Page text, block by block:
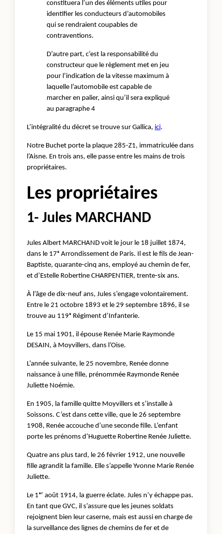
constituera l’un des éléments utiles pour
identifier les conducteurs d’automobiles
qui se rendraient coupables de
contraventions.
D’autre part, c’est la responsabilité du
constructeur que le règlement met en jeu
pour l’indication de la vitesse maximum à
laquelle l’automobile est capable de
marcher en palier, ainsi qu’il sera expliqué
au paragraphe 4
L’intégralité du décret se trouve sur Gallica, ici.
Notre Buchet porte la plaque 285-Z1, immatriculée dans
l’Aisne. En trois ans, elle passe entre les mains de trois
propriétaires.
Les propriétaires
1- Jules MARCHAND
Jules Albert MARCHAND voit le jour le 18 juillet 1874,
dans le 17ᵉ Arrondissement de Paris. Il est le fils de Jean-
Baptiste, quarante-cinq ans, employé au chemin de fer,
et d’Estelle Robertine CHARPENTIER, trente-six ans.
À l’âge de dix-neuf ans, Jules s’engage volontairement.
Entre le 21 octobre 1893 et le 29 septembre 1896, il se
trouve au 119ᵉ Régiment d’Infanterie.
Le 15 mai 1901, il épouse Renée Marie Raymonde
DESAIN, à Moyvillers, dans l’Oise.
L’année suivante, le 25 novembre, Renée donne
naissance à une fille, prénommée Raymonde Renée
Juliette Noémie.
En 1905, la famille quitte Moyvillers et s’installe à
Soissons. C’est dans cette ville, que le 26 septembre
1908, Renée accouche d’une seconde fille. L’enfant
porte les prénoms d’Huguette Robertine Renée Juliette.
Quatre ans plus tard, le 26 février 1912, une nouvelle
fille agrandit la famille. Elle s’appelle Yvonne Marie Renée
Juliette.
Le 1ᵉʳ août 1914, la guerre éclate. Jules n’y échappe pas.
En tant que GVC, il s’assure que les jeunes soldats
rejoignent bien leur caserne, mais est aussi en charge de
la surveillance des lignes de chemins de fer et de